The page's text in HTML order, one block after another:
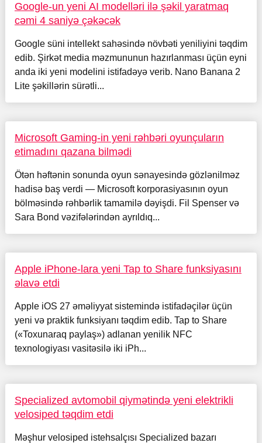
Google-un yeni AI modelləri ilə şəkil yaratmaq
cəmi 4 saniyə çəkəcək
Google süni intellekt sahəsində növbəti yeniliyini təqdim
edib. Şirkət media məzmununun hazırlanması üçün eyni
anda iki yeni modelini istifadəyə verib. Nano Banana 2
Lite şəkillərin sürətli...
Microsoft Gaming-in yeni rəhbəri oyunçuların
etimadını qazana bilmədi
Ötən həftənin sonunda oyun sənayesində gözlənilməz
hadisə baş verdi — Microsoft korporasiyasının oyun
bölməsində rəhbərlik tamamilə dəyişdi. Fil Spenser və
Sara Bond vəzifələrindən ayrıldıq...
Apple iPhone-lara yeni Tap to Share funksiyasını
əlavə etdi
Apple iOS 27 əməliyyat sistemində istifadəçilər üçün
yeni və praktik funksiyanı təqdim edib. Tap to Share
(«Toxunaraq paylaş») adlanan yenilik NFC
texnologiyası vasitəsilə iki iPh...
Specialized avtomobil qiymətində yeni elektrikli
velosiped təqdim etdi
Məşhur velosiped istehsalçısı Specialized bazarı